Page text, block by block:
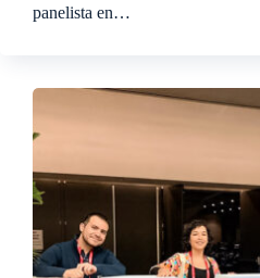
panelista en…